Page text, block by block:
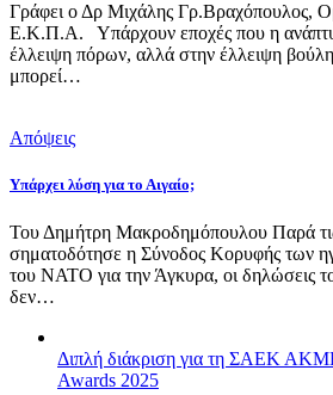
Γράφει ο Δρ Μιχάλης Γρ.Βραχόπουλος,
Ε.Κ.Π.Α. Υπάρχουν εποχές που η
έλλειψη πόρων, αλλά στην έλλειψη
μπορεί…
Απόψεις
Υπάρχει λύση για το Αιγαίο;
Του Δημήτρη Μακροδημόπουλου Παρά τις
σηματοδότησε η Σύνοδος Κορυφής των
του ΝΑΤΟ για την Άγκυρα, οι δηλώσεις
δεν…
Διπλή διάκριση για τη ΣΑΕΚ
Awards 2025